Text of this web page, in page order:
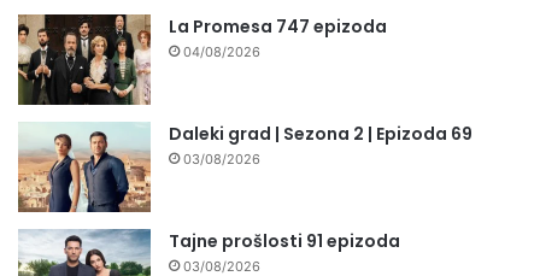
La Promesa 747 epizoda
04/08/2026
Daleki grad | Sezona 2 | Epizoda 69
03/08/2026
Tajne prošlosti 91 epizoda
03/08/2026